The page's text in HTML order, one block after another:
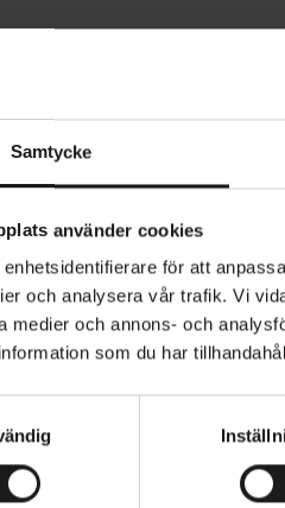
Samtycke
använder cookies
för att
och analysera vår trafik. Vi
medier och annons- och
som du har
Lazer Tonic KinetiCore är
Hjälmen håller dig sval
pressar upp tempot. Den
KinetiCore och
justering med en enkel
Lättviktshjälm med
ANVÄNDARE
Vuxen
HJÄLM - TYP
Racer